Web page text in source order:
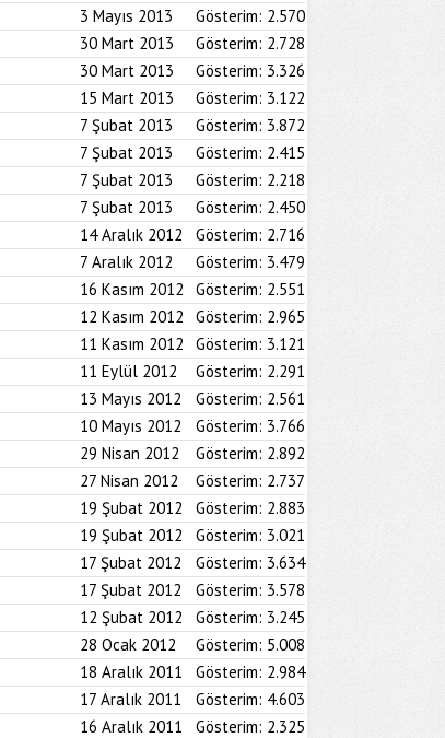
3 Mayıs 2013 Gösterim: 2.570
30 Mart 2013 Gösterim: 2.728
30 Mart 2013 Gösterim: 3.326
15 Mart 2013 Gösterim: 3.122
7 Şubat 2013 Gösterim: 3.872
7 Şubat 2013 Gösterim: 2.415
7 Şubat 2013 Gösterim: 2.218
7 Şubat 2013 Gösterim: 2.450
14 Aralık 2012 Gösterim: 2.716
7 Aralık 2012 Gösterim: 3.479
16 Kasım 2012 Gösterim: 2.551
12 Kasım 2012 Gösterim: 2.965
11 Kasım 2012 Gösterim: 3.121
11 Eylül 2012 Gösterim: 2.291
13 Mayıs 2012 Gösterim: 2.561
10 Mayıs 2012 Gösterim: 3.766
29 Nisan 2012 Gösterim: 2.892
27 Nisan 2012 Gösterim: 2.737
19 Şubat 2012 Gösterim: 2.883
19 Şubat 2012 Gösterim: 3.021
17 Şubat 2012 Gösterim: 3.634
17 Şubat 2012 Gösterim: 3.578
12 Şubat 2012 Gösterim: 3.245
28 Ocak 2012 Gösterim: 5.008
18 Aralık 2011 Gösterim: 2.984
17 Aralık 2011 Gösterim: 4.603
16 Aralık 2011 Gösterim: 2.325